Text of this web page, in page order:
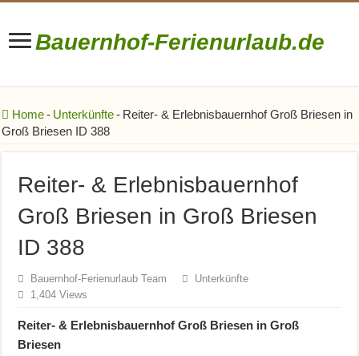
Bauernhof-Ferienurlaub.de
Home- Unterkünfte- Reiter- & Erlebnisbauernhof Groß Briesen in
Groß Briesen ID 388
Reiter- & Erlebnisbauernhof
Groß Briesen in Groß Briesen
ID 388
Bauernhof-Ferienurlaub Team
Unterkünfte
1,404 Views
Reiter- & Erlebnisbauernhof Groß Briesen in Groß
Briesen